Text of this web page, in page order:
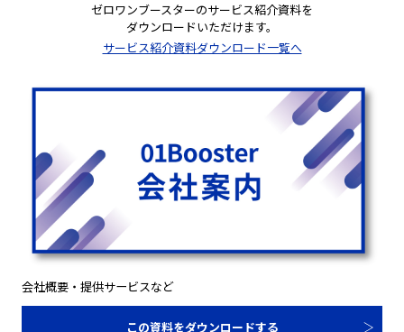
ゼロワンブースターのサービス紹介資料を
ダウンロードいただけます。
サービス紹介資料ダウンロード一覧へ
会社概要・提供サービスなど
この資料をダウンロードする